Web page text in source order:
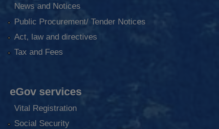
News and Notices
Public Procurement/ Tender Notices
Act, law and directives
Tax and Fees
eGov services
Vital Registration
Social Security